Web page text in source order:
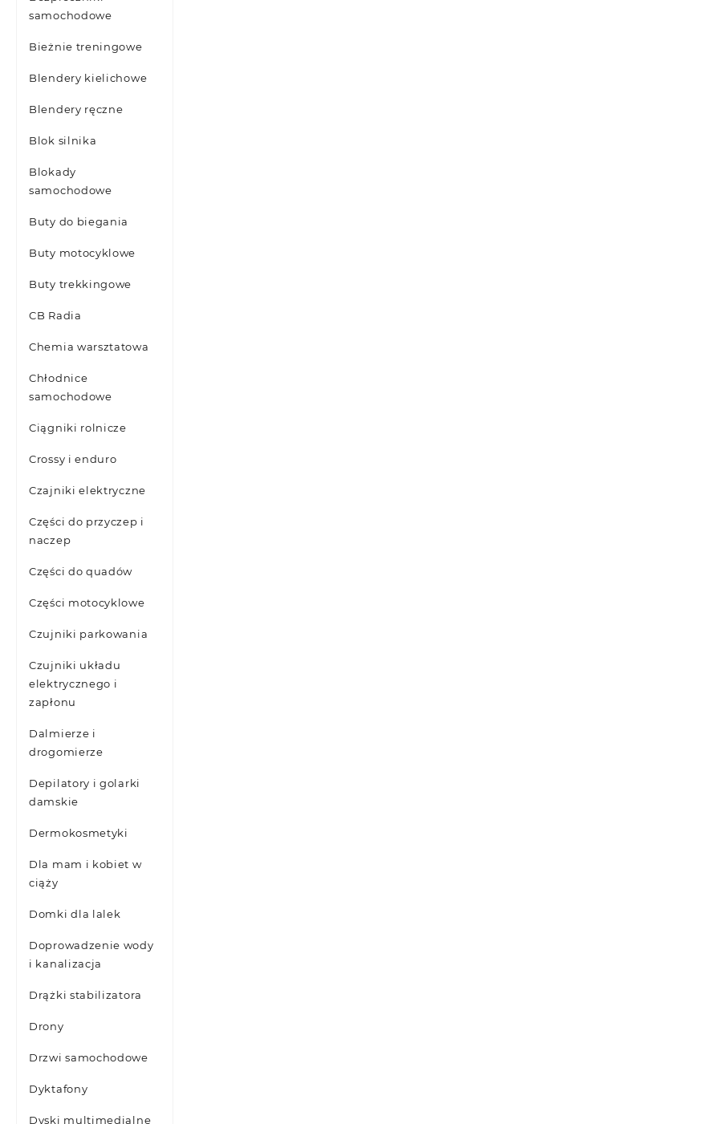
samochodowe
Bieżnie treningowe
Blendery kielichowe
Blendery ręczne
Blok silnika
Blokady
samochodowe
Buty do biegania
Buty motocyklowe
Buty trekkingowe
CB Radia
Chemia warsztatowa
Chłodnice
samochodowe
Ciągniki rolnicze
Crossy i enduro
Czajniki elektryczne
Części do przyczep i
naczep
Części do quadów
Części motocyklowe
Czujniki parkowania
Czujniki układu
elektrycznego i
zapłonu
Dalmierze i
drogomierze
Depilatory i golarki
damskie
Dermokosmetyki
Dla mam i kobiet w
ciąży
Domki dla lalek
Doprowadzenie wody
i kanalizacja
Drążki stabilizatora
Drony
Drzwi samochodowe
Dyktafony
Dyski multimedialne